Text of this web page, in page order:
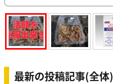
最新の投稿記事(全体)